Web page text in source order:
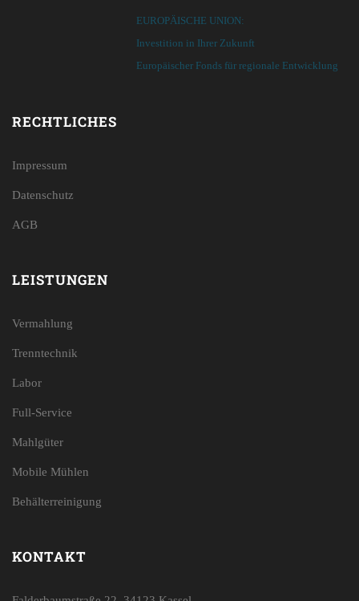
EUROPÄISCHE UNION:
Investition in Ihrer Zukunft
Europäischer Fonds für regionale Entwicklung
RECHTLICHES
Impressum
Datenschutz
AGB
LEISTUNGEN
Vermahlung
Trenntechnik
Labor
Full-Service
Mahlgüter
Mobile Mühlen
Behälterreinigung
KONTAKT